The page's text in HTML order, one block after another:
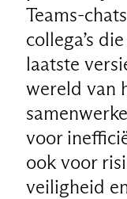
Teams-
collega’s
laatste
wereld van
voor
ook voor
veiligheid